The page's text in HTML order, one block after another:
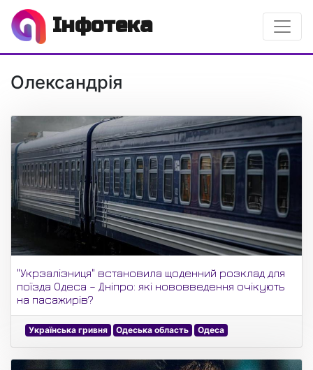
Інфотека
Олександрія
"Укрзалізниця" встановила щоденний розклад для
поїзда Одеса – Дніпро: які нововведення очікують
на пасажирів?
Українська гривня Одеська область Одеса